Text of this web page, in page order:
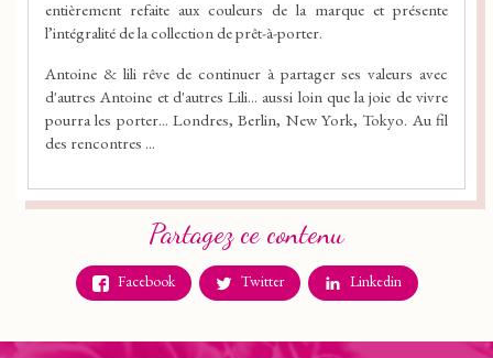
entièrement refaite aux couleurs de la marque et présente
l’intégralité de la collection de prêt-à-porter.
Antoine & lili rêve de continuer à partager ses valeurs avec
d'autres Antoine et d'autres Lili... aussi loin que la joie de vivre
pourra les porter... Londres, Berlin, New York, Tokyo. Au fil
des rencontres ...
Partagez ce contenu
Facebook Twitter Linkedin